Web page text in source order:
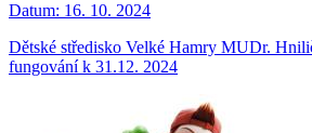
Datum: 16. 10. 2024
Dětské středisko Velké Hamry MUDr.
fungování k 31.12. 2024